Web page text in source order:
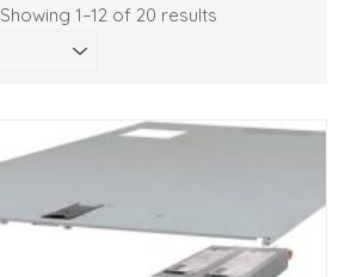
Showing 1–12 of 20 results